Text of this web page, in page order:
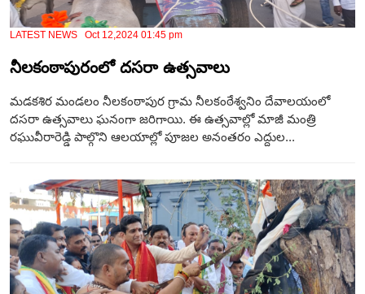
LATEST NEWS Oct 12,2024 01:45 pm
నీలకంఠాపురంలో దసరా ఉత్సవాలు
మడకశిర మండలం నీలకంఠాపుర గ్రామ నీలకంఠేశ్వనిం దేవాలయంలో
దసరా ఉత్సవాలు ఘ‌నంగా జ‌రిగాయి. ఈ ఉత్సవాల్లో మాజీ మంత్రి
రఘువీరారెడ్డి పాల్గొని ఆలయాల్లో పూజల అనంతరం ఎద్దుల...